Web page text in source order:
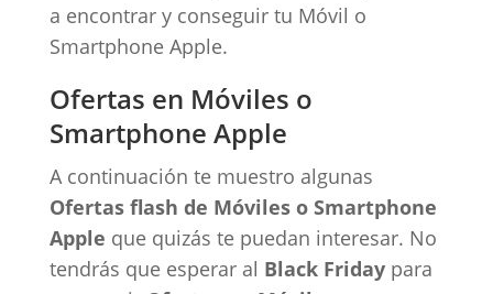
a encontrar y conseguir tu Móvil o
Smartphone Apple.
Ofertas en Móviles o
Smartphone Apple
A continuación te muestro algunas
Ofertas flash de Móviles o Smartphone
Apple que quizás te puedan interesar. No
tendrás que esperar al Black Fridaypara